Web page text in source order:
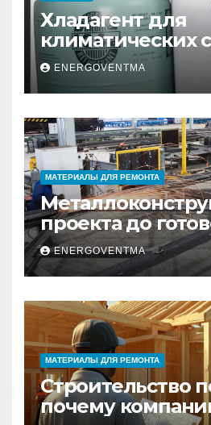
Хладагент для
климатических
выбрать и
Санкт-Петербурге
ENERGOVENTMA
МАТЕРИАЛЫ ДЛЯ РЕМОНТА
проекта до
изделия –
практический
ENERGOVENTMA
МАТЕРИАЛЫ ДЛЯ РЕМОНТА
Строительство
почему